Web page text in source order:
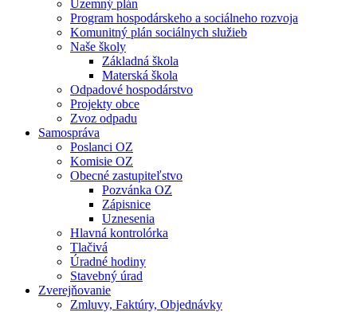
Územný plán
Program hospodárskeho a sociálneho rozvoja
Komunitný plán sociálnych služieb
Naše školy
Základná škola
Materská škola
Odpadové hospodárstvo
Projekty obce
Zvoz odpadu
Samospráva
Poslanci OZ
Komisie OZ
Obecné zastupiteľstvo
Pozvánka OZ
Zápisnice
Uznesenia
Hlavná kontrolórka
Tlačivá
Úradné hodiny
Stavebný úrad
Zverejňovanie
Zmluvy, Faktúry, Objednávky